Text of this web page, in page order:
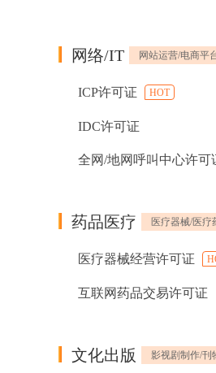
网络/IT 网站运营/电商平
ICP许可证 HOT
IDC许可证
全网/地网呼叫中心许可
药品医疗 医疗器械/医疗
医疗器械经营许可证
互联网药品交易许可证
文化出版 影视剧制作/刊